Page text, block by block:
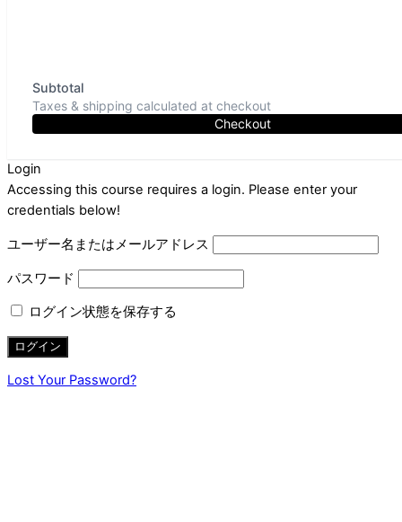
Subtotal
Taxes & shipping calculated at checkout
Checkout
Login
Accessing this course requires a login. Please enter your
credentials below!
ユーザー名またはメールアドレス
パスワード
ログイン状態を保存する
Lost Your Password?